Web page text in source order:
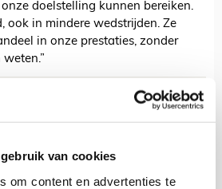
van cookies
om content en advertenties te
doelstelling kunnen bereiken.
ook in mindere wedstrijden. Ze
in onze prestaties, zonder
trots op prestaties Ajax
seizoenshelft
Lindy Hofstra